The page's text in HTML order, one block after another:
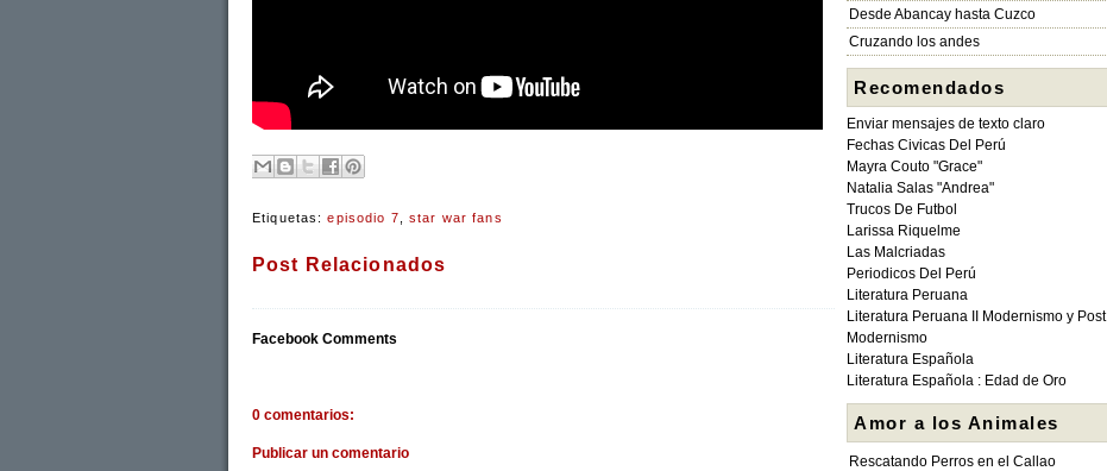
Etiquetas:episodio 7, star war fans
Post Relacionados
Facebook Comments
0 comentarios:
Publicar un comentario
Desde Abancay hasta Cuzco
Cruzando los andes
Recomendados
Enviar mensajes de texto claro
Fechas Civicas Del Perú
Mayra Couto "Grace"
Natalia Salas "Andrea"
Trucos De Futbol
Larissa Riquelme
Las Malcriadas
Periodicos Del Perú
Literatura Peruana
Literatura Peruana II Modernismo y Post
Modernismo
Literatura Española
Literatura Española : Edad de Oro
Amor a los Animales
Rescatando Perros en el Callao